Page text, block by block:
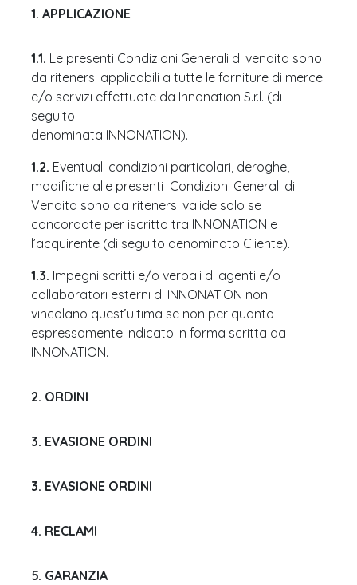
1. APPLICAZIONE
1.1. Le presenti Condizioni Generali di vendita sono
da ritenersi applicabili a tutte le forniture di merce
e/o servizi effettuate da Innonation S.r.l. (di
seguito
denominata INNONATION).
1.2. Eventuali condizioni particolari, deroghe,
modifiche alle presenti Condizioni Generali di
Vendita sono da ritenersi valide solo se
concordate per iscritto tra INNONATION e
l’acquirente (di seguito denominato Cliente).
1.3. Impegni scritti e/o verbali di agenti e/o
collaboratori esterni di INNONATION non
vincolano quest’ultima se non per quanto
espressamente indicato in forma scritta da
INNONATION.
2. ORDINI
3. EVASIONE ORDINI
3. EVASIONE ORDINI
4. RECLAMI
5. GARANZIA